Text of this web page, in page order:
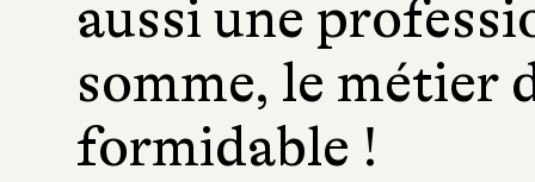
aussi une
somme, le métier
formidable !